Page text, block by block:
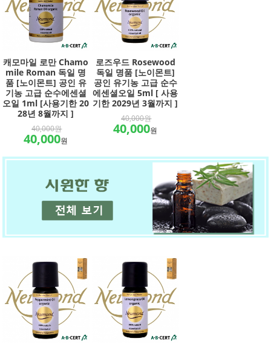
캐모마일 로만 Chamo
mile Roman 독일 명
품 [노이몬트] 공인 유
기농 고급 순수에센셜
오일 1ml [사용기한 20
28년 8월까지 ]
40,000원
40,000원
로즈우드 Rosewood
독일 명품 [노이몬트]
공인 유기농 고급 순수
에센셜오일 5ml [ 사용
기한 2029년 3월까지 ]
40,000원
40,000원